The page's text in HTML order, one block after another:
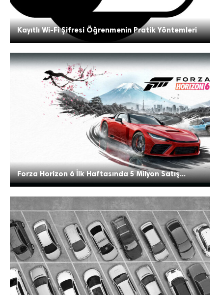
Kayıtlı Wi-Fi Şifresi Öğrenmenin Pratik Yöntemleri
Forza Horizon 6 İlk Haftasında 5 Milyon Satış...